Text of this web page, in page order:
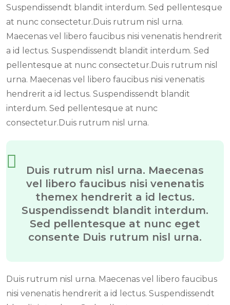
Suspendissendt blandit interdum. Sed pellentesque
at nunc consectetur.Duis rutrum nisl urna.
Maecenas vel libero faucibus nisi venenatis hendrerit
a id lectus. Suspendissendt blandit interdum. Sed
pellentesque at nunc consectetur.Duis rutrum nisl
urna. Maecenas vel libero faucibus nisi venenatis
hendrerit a id lectus. Suspendissendt blandit
interdum. Sed pellentesque at nunc
consectetur.Duis rutrum nisl urna.
Duis rutrum nisl urna. Maecenas
vel libero faucibus nisi venenatis
themex hendrerit a id lectus.
Suspendissendt blandit interdum.
Sed pellentesque at nunc eget
consente Duis rutrum nisl urna.
Duis rutrum nisl urna. Maecenas vel libero faucibus
nisi venenatis hendrerit a id lectus. Suspendissendt